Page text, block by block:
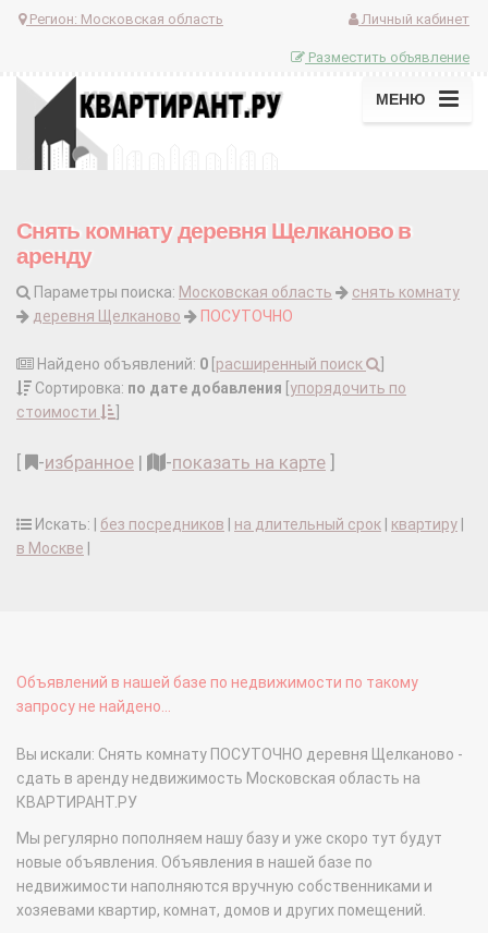
Регион: Московская область Личный кабинет
Разместить объявление
МЕНЮ
Снять комнату деревня Щелканово в
аренду
Параметры поиска: Московская область
снять комнату
деревня Щелканово
ПОСУТОЧНО
Найдено объявлений: 0 расширенный поиск
Сортировка: по дате добавления упорядочить по
стоимости
-избранное | -показать на карте
Искать: | без посредников на длительный срок квартиру
в Москве
Объявлений в нашей базе по недвижимости по такому
запросу не найдено...
Вы искали: Снять комнату ПОСУТОЧНО деревня Щелканово -
сдать в аренду недвижимость Московская область на
КВАРТИРАНТ.РУ
Мы регулярно пополняем нашу базу и уже скоро тут будут
новые объявления. Объявления в нашей базе по
недвижимости наполняются вручную собственниками и
хозяевами квартир, комнат, домов и других помещений.